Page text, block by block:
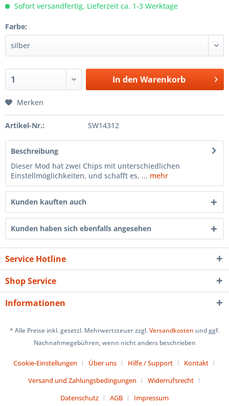
Sofort versandfertig, Lieferzeit ca. 1-3 Werktage
Farbe:
In den Warenkorb
Merken
Artikel-Nr.: SW14312
Beschreibung
Dieser Mod hat zwei Chips mit unterschiedlichen
Einstellmöglichkeiten, und schafft es, ... mehr
Kunden kauften auch
Kunden haben sich ebenfalls angesehen
Service Hotline
Shop Service
Informationen
* Alle Preise inkl. gesetzl. Mehrwertsteuer zzgl.Versandkosten und ggf.
Nachnahmegebühren, wenn nicht anders beschrieben
Cookie-Einstellungen Über uns Hilfe / Support
Kontakt
Versand und Zahlungsbedingungen
Widerrufsrecht
Datenschutz
AGB Impressum